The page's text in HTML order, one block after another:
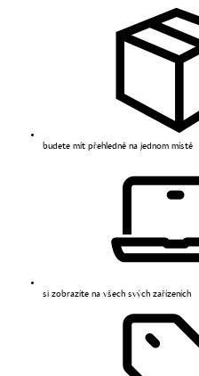
budete mít přehledně na jednom místě
si zobrazíte na všech svých zařízeních